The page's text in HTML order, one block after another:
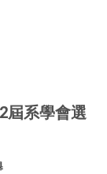
屆系學會選